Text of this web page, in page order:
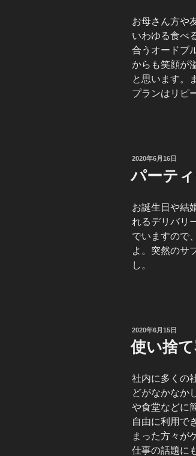
お母さん方や
いわゆる食べ
合うオードブ
からも笑顔が
と思います。
プランはリピ
投
日:
2020年6月16日
パーテ
お誕生日や結
れるデリバリ
でいますので
よ。突然のサ
し。
投
稿
日:
2020年6月15日
使い捨
社内に多くの
どがなかなか
や食堂などに
自由に利用で
まった方々が
仕事の話題に